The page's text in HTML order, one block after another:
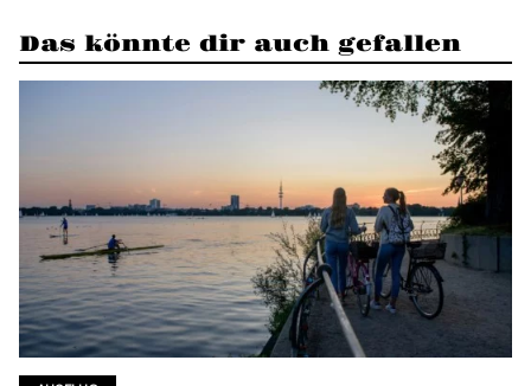
Das könnte dir auch gefallen